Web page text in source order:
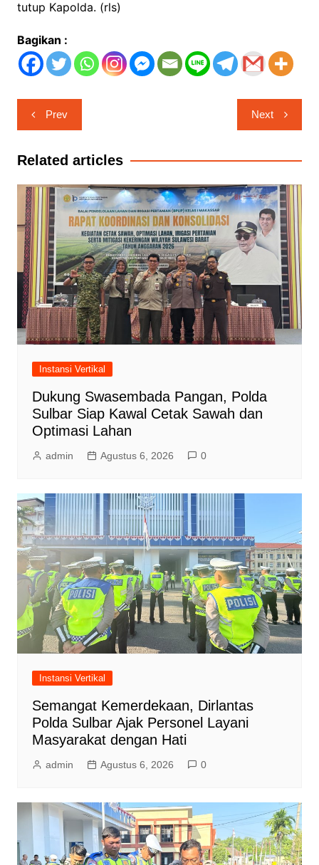
tutup Kapolda. (rls)
Bagikan :
Navigasi
pos
Prev Next
Related articles
Instansi Vertikal
Dukung Swasembada Pangan, Polda
Sulbar Siap Kawal Cetak Sawah dan
Optimasi Lahan
admin Agustus 6, 2026 0
Instansi Vertikal
Semangat Kemerdekaan, Dirlantas
Polda Sulbar Ajak Personel Layani
Masyarakat dengan Hati
admin Agustus 6, 2026 0